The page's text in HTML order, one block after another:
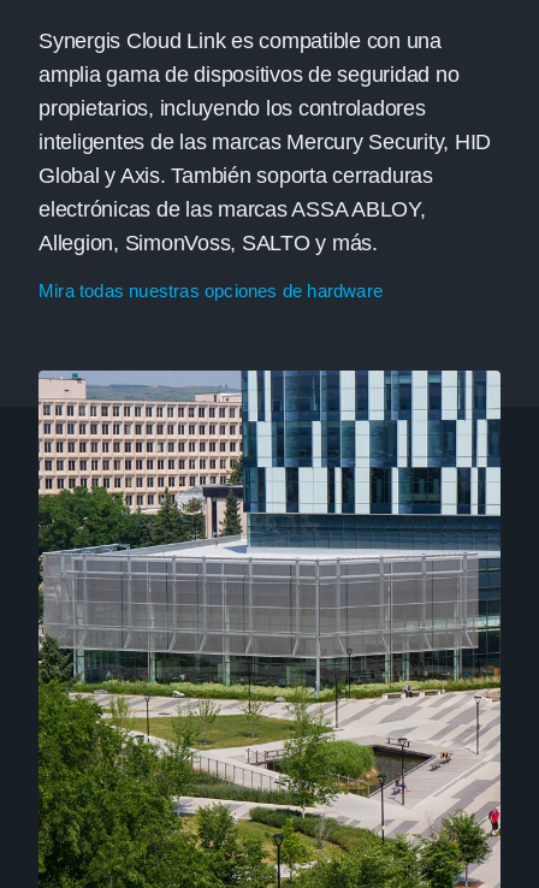
Synergis Cloud Link es compatible con una
amplia gama de dispositivos de seguridad no
propietarios, incluyendo los controladores
inteligentes de las marcas Mercury Security, HID
Global y Axis. También soporta cerraduras
electrónicas de las marcas ASSA ABLOY,
Allegion, SimonVoss, SALTO y más.
Mira todas nuestras opciones de hardware